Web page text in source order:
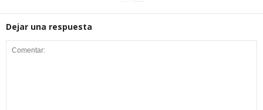
Dejar una respuesta